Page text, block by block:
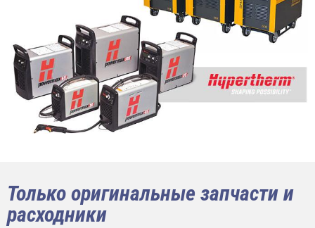
Только оригинальные запчасти и
расходники